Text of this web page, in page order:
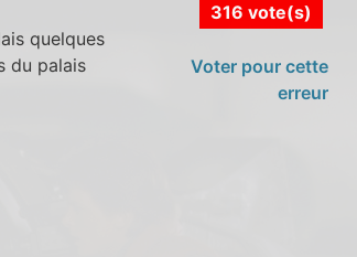
quelques
du palais
316 vote(s)
Voter pour cette
erreur